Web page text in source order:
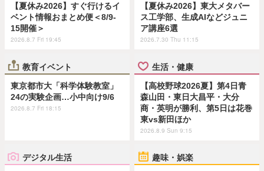
【夏休み2026】すぐ行けるイ
ベント情報おまとめ便＜8/9-
15開催＞
2026.8.7 Fri 19:45
【夏休み2026】東大メタバー
ス工学部、生成AIなどジュニ
ア講座6選
2026.7.30 Thu 11:15
教育イベント
東京都市大「科学体験教室」
24の実験企画…小中向け9/6
2026.8.7 Fri 18:15
生活・健康
【高校野球2026夏】第4日青
森山田・東日大昌平・大分
商・英明が勝利、第5日は花巻
東vs新田ほか
2026.8.9 Sun 9:15
デジタル生活 趣味・娯楽